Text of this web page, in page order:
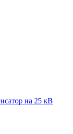
на 25 кВ